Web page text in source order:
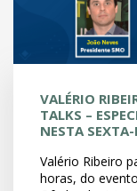
VALÉRIO
TALKS –
NESTA
Valério Ribeiro
horas, do